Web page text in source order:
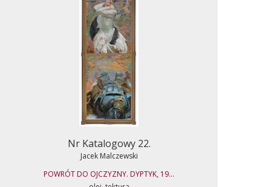
Nr Katalogowy 22.
Jacek Malczewski
POWRÓT DO OJCZYZNY. DYPTYK, 19...